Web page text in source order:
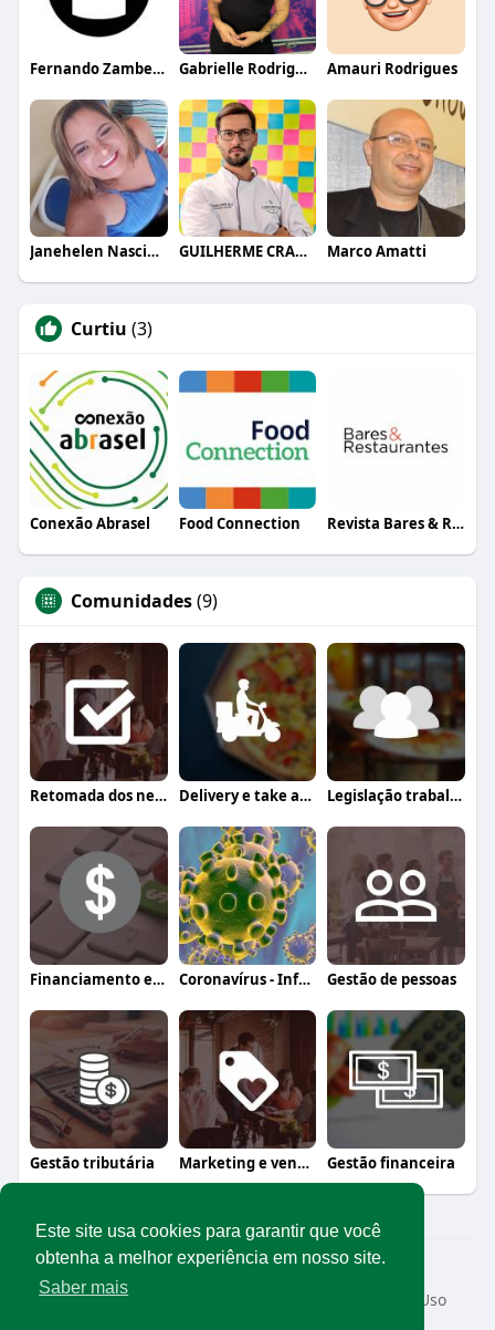
Este site usa cookies para garantir que você
obtenha a melhor experiência em nosso site.
Saber mais
Fernando Zambelan Gabrielle Rodrigues Amauri Rodrigues
Janehelen Nascimento GUILHERME CRAMER BALLE Marco Amatti
Curtiu (3)
Conexão Abrasel Food Connection Revista Bares & Restaurantes
Comunidades(9)
Retomada dos negócios Delivery e take away Legislação trabalhista
Financiamento e crédito Coronavírus - Informação, orientação e a Gestão de pessoas
Gestão tributária Marketing e vendas Gestão financeira
© 2026 Rede Abrasel
Início
Sobre
Termos de Uso